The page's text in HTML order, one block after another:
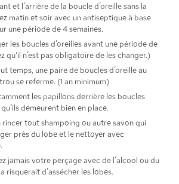
et l’arrière de la boucle d’oreille sans la
matin et soir avec un antiseptique à base
une période de 4 semaines.
les boucles d’oreilles avant une période de
qu'il n’est pas obligatoire de les changer.)
temps, une paire de boucles d’oreille au
se referme. (1 an minimum)
les papillons derrière les boucles
demeurent bien en place.
rincer tout shampoing ou autre savon qui
près du lobe et le nettoyer avec
jamais votre perçage avec de l’alcool ou du
risquerait d’assécher les lobes.